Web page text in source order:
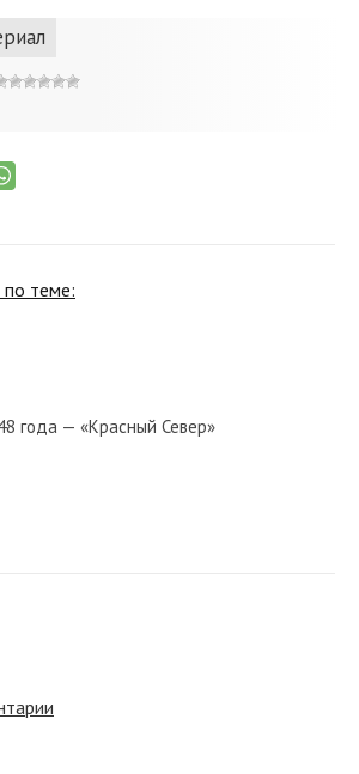
по теме:
года — «Красный Север»